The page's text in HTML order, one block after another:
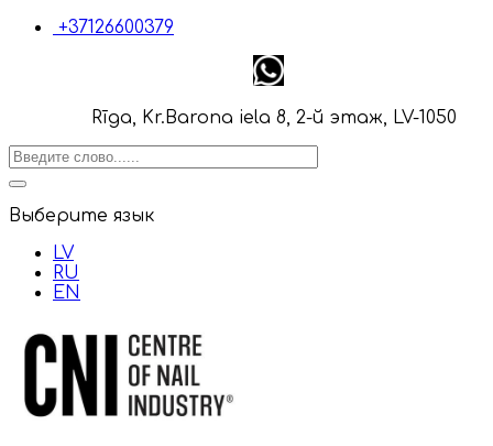
+37126600379
Rīga, Kr.Barona iela 8, 2-й этаж, LV-1050
Выберите язык
LV
RU
EN